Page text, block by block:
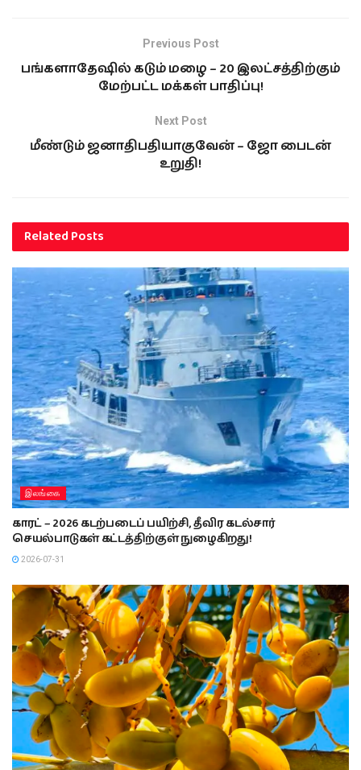
Previous Post
பங்களாதேஷில் கடும் மழை – 20 இலட்சத்திற்கும்
மேற்பட்ட மக்கள் பாதிப்பு!
Next Post
மீண்டும் ஜனாதிபதியாகுவேன் – ஜோ பைடன்
உறுதி!
RelatedPosts
இலங்கை
காரட் – 2026 கடற்படைப் பயிற்சி, தீவிர கடல்சார்
செயல்பாடுகள் கட்டத்திற்குள் நுழைகிறது!
2026-07-31